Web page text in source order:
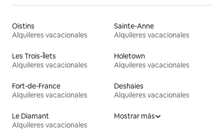
Oistins
Alquileres vacacionales
Sainte-Anne
Alquileres vacacionales
Les Trois-Îlets
Alquileres vacacionales
Holetown
Alquileres vacacionales
Fort-de-France
Alquileres vacacionales
Deshaies
Alquileres vacacionales
Le Diamant
Alquileres vacacionales
Mostrar más